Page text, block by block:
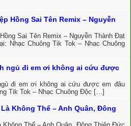
Hồng Sai Tên Remix – Nguyễn
Sai Tên Remix – Nguyễn Thành Đạt
Nhạc Chuông Tik Tok – Nhạc Chuông
ngủ đi em ơi không ai cứu được
đi em ơi không ai cứu được em đâu
Tik Tok – Nhạc Chuông Độc […]
Không Thể – Anh Quân, Đông